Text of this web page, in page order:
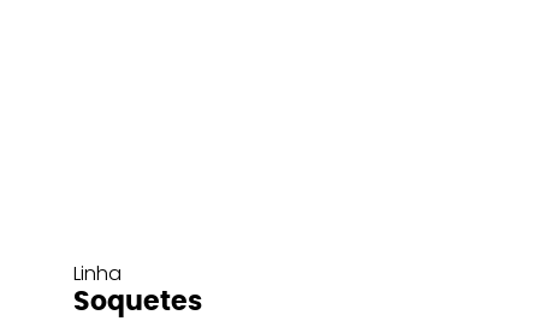
Linha
Soquetes